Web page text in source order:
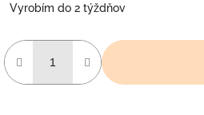
cena:
Vyrobím do 2 týždňov